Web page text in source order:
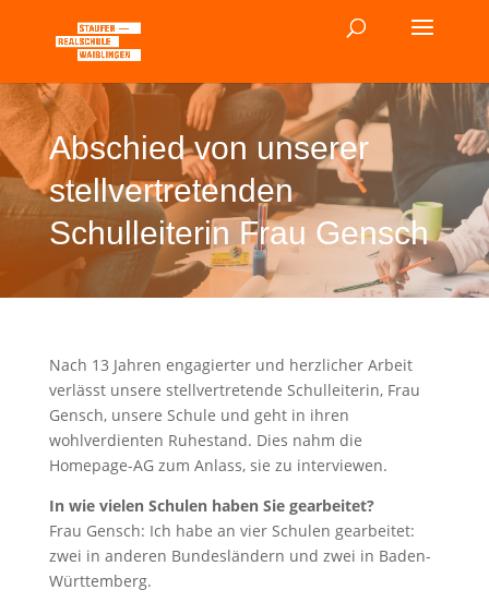
Abschied von unserer
stellvertretenden
Schulleiterin Frau Gensch
Nach 13 Jahren engagierter und herzlicher Arbeit
verlässt unsere stellvertretende Schulleiterin, Frau
Gensch, unsere Schule und geht in ihren
wohlverdienten Ruhestand. Dies nahm die
Homepage-AG zum Anlass, sie zu interviewen.
In wie vielen Schulen haben Sie gearbeitet?
Frau Gensch: Ich habe an vier Schulen gearbeitet:
zwei in anderen Bundesländern und zwei in Baden-
Württemberg.